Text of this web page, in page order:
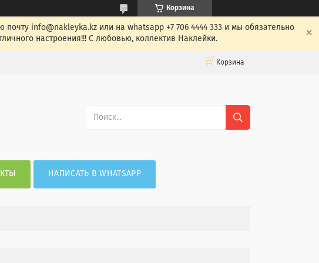
Корзина
info@nakleyka.kz или на whatsapp +7 706 4444 333 и мы обязательно
настроения!!! С любовью, коллектив Наклейки.
Корзина
НАПИСАТЬ В WHATSAPP